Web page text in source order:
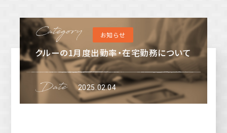
福岡コネクトオフィス
松山オフィス
広島オフィス
高松オフィス
お知らせ
クルーの1月度出勤率・在宅勤務について
2025.02.04